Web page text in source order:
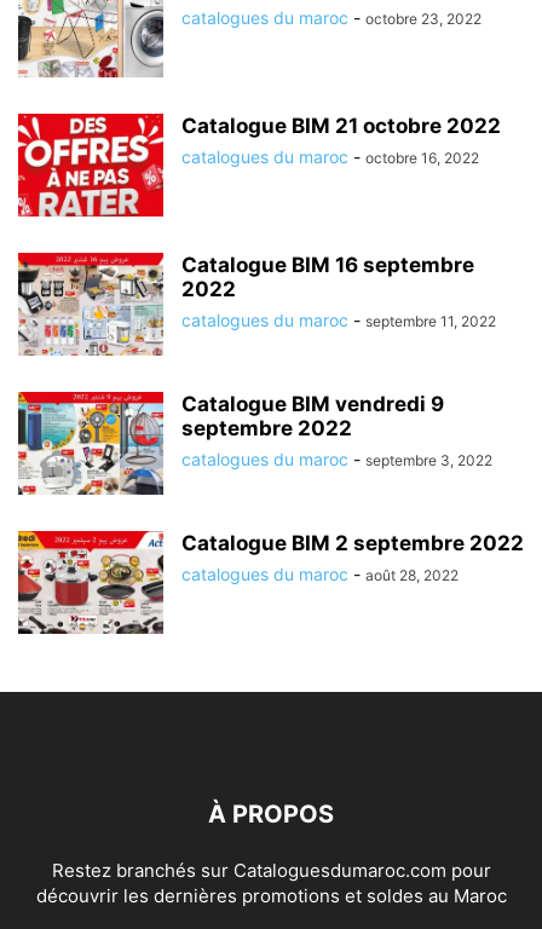
catalogues du maroc - octobre 23, 2022
Catalogue BIM 21 octobre 2022
catalogues du maroc - octobre 16, 2022
Catalogue BIM 16 septembre
2022
catalogues du maroc - septembre 11, 2022
Catalogue BIM vendredi 9
septembre 2022
catalogues du maroc - septembre 3, 2022
Catalogue BIM 2 septembre 2022
catalogues du maroc - août 28, 2022
À PROPOS
Restez branchés sur Cataloguesdumaroc.com pour
découvrir les dernières promotions et soldes au Maroc